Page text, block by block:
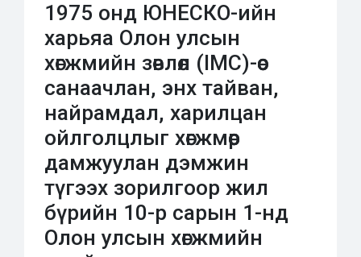
1975 онд ЮНЕСКО-ийн
харьяа Олон улсын
хөгжмийн зөвлөл (IMC)-өөс
санаачлан, энх тайван,
найрамдал, харилцан
ойлголцлыг хөгжмөөр
дамжуулан дэмжин
түгээх зорилгоор жил
бүрийн 10-р сарын 1-нд
Олон улсын хөгжмийн